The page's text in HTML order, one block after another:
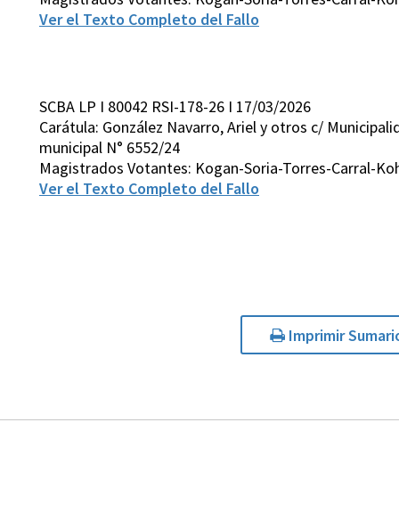
Ver el Texto Completo del Fallo
SCBA LP I 80042 RSI-178-26 I 17/03/2026
Carátula: González Navarro, Ariel y otros c/
municipal N° 6552/24
Magistrados Votantes: Kogan-Soria-Torres-Carral-
Ver el Texto Completo del Fallo
Imprimir